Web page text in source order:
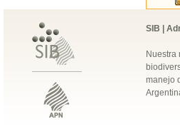
SIB |
Nuestra
manejo